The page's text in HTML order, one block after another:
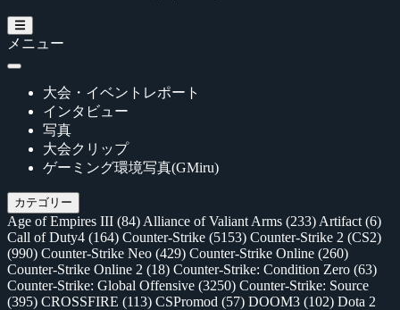
メニュー
大会・イベントレポート
インタビュー
写真
大会クリップ
ゲーミング環境写真(GMiru)
カテゴリー
Age of Empires III (84) Alliance of Valiant Arms (233) Artifact (6)
Call of Duty4 (164) Counter-Strike (5153) Counter-Strike 2 (CS2)
(990) Counter-Strike Neo (429) Counter-Strike Online (260)
Counter-Strike Online 2 (18) Counter-Strike: Condition Zero (63)
Counter-Strike: Global Offensive (3250) Counter-Strike: Source
(395) CROSSFIRE (113) CSPromod (57) DOOM3 (102) Dota 2